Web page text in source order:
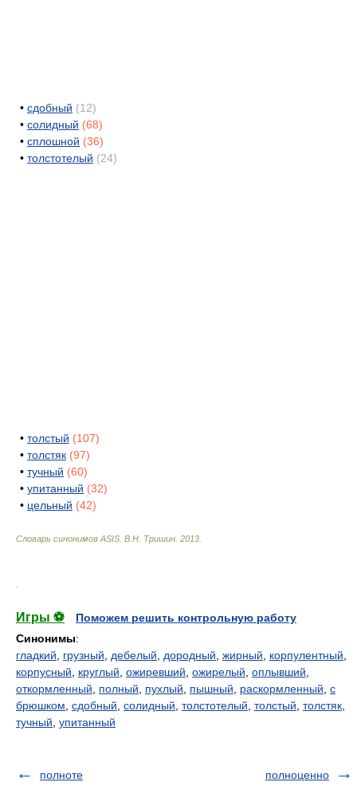
• сдобный (12)
• солидный (68)
• сплошной (36)
• толстотелый (24)
• толстый (107)
• толстяк (97)
• тучный (60)
• упитанный (32)
• цельный (42)
Словарь синонимов ASIS. В.Н. Тришин 2013
Игры ⚽
Поможем решить контрольную работу
Синонимы:
гладкий
грузный дебелый дородный жирный корпулентный
корпусный
круглый ожиревший ожирелый оплывший
откормленный
полный пухлый пышный раскормленный с
брюшком сдобный солидный толстотелый толстый толстяк
тучный упитанный
полноте полноценно